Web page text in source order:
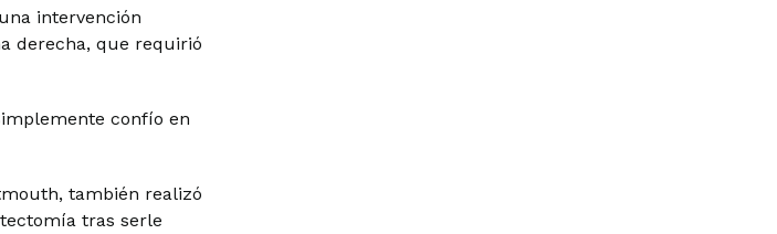
intervención
derecha, que requirió
confío en
también realizó
tras serle